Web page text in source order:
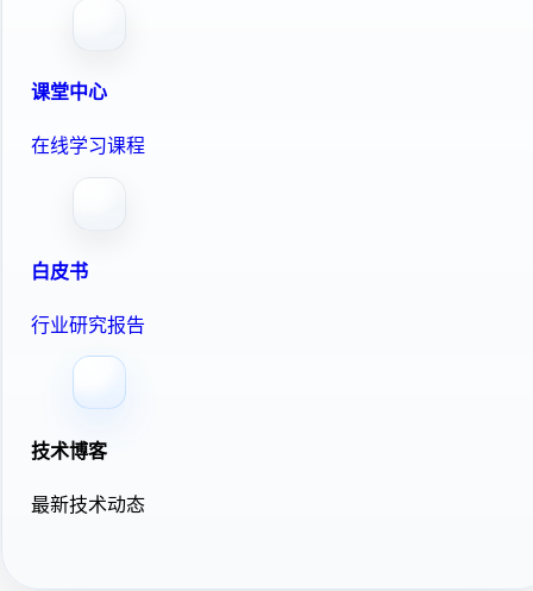
课堂中心
在线学习课程
白皮书
行业研究报告
技术博客
最新技术动态